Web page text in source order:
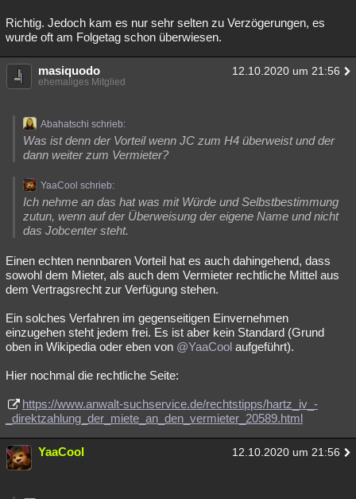
Richtig. Jedoch kam es nur sehr selten zu Verzögerungen, es
wurde oft am Folgetag schon überwiesen.
masiquodo 12.10.2020 um 21:56
ehemaliges Mitglied
Abahatschi schrieb:
Was ist denn der Vorteil wenn JC zum H4 überweist und der
dann weiter zum Vermieter?
YaaCool schrieb:
Ich nehme an das hat was mit Würde und Selbstbestimmung
zutun, wenn auf der Überweisung der eigene Name und nicht
das Jobcenter steht.
Einen echten nennbaren Vorteil hat es auch dahingehend, dass
sowohl dem Mieter, als auch dem Vermieter rechtliche Mittel aus
dem Vertragsrecht zur Verfügung stehen.
Ein solches Verfahren im gegenseitigen Einvernehmen
einzugehen steht jedem frei. Es ist aber kein Standard (Grund
oben in Wikipedia oder eben von @YaaCool aufgeführt).
Hier nochmal die rechtliche Seite:
https://www.anwalt-suchservice.de/rechtstipps/hartz_iv_-
_direktzahlung_der_miete_an_den_vermieter_20589.html
YaaCool 12.10.2020 um 21:56